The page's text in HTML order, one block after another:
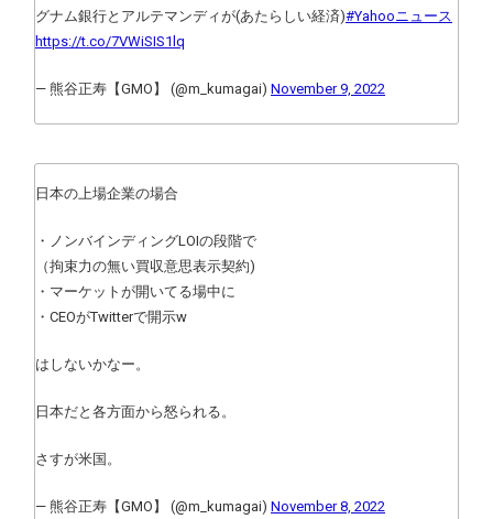
グナム銀行とアルテマンディが(あたらしい経済)#Yahooニュース
https://t.co/7VWiSIS1lq
— 熊谷正寿【GMO】 (@m_kumagai) November 9, 2022
日本の上場企業の場合
・ノンバインディングLOIの段階で
（拘束力の無い買収意思表示契約)
・マーケットが開いてる場中に
・CEOがTwitterで開示w
はしないかなー。
日本だと各方面から怒られる。
さすが米国。
— 熊谷正寿【GMO】 (@m_kumagai) November 8, 2022